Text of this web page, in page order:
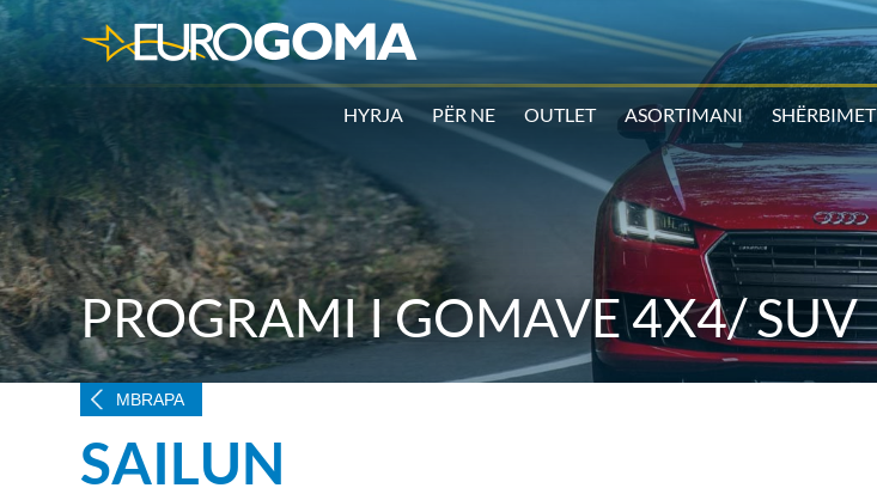
HYRJA PËR NE OUTLET ASORTIMANI SHËRBIMET
PROGRAMI I GOMAVE 4X4/ SUV
MBRAPA
SAILUN